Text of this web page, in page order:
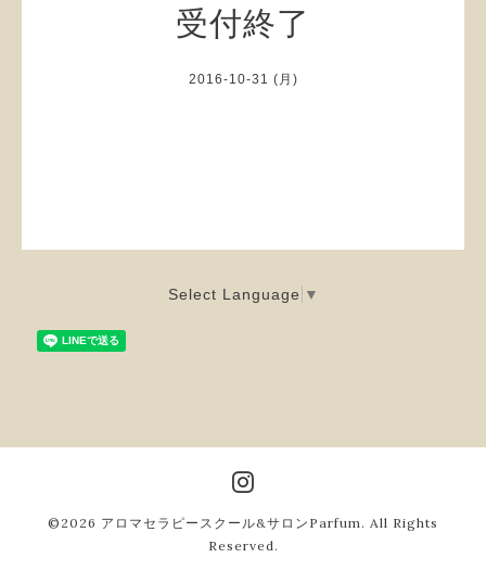
受付終了
2016-10-31 (月)
Select Language ▼
©2026 アロマセラピースクール&サロンParfum . All Rights
Reserved.